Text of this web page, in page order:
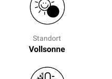
Standort
Vollsonne